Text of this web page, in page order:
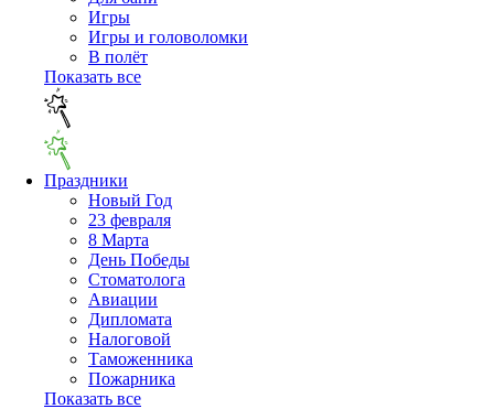
Игры
Игры и головоломки
В полёт
Показать все
Праздники
Новый Год
23 февраля
8 Марта
День Победы
Cтоматолога
Авиации
Дипломата
Налоговой
Таможенника
Пожарника
Показать все